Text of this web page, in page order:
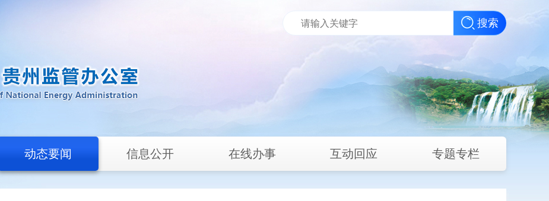
搜索
动态要闻 信息公开 在线办事 互动回应 专题专栏